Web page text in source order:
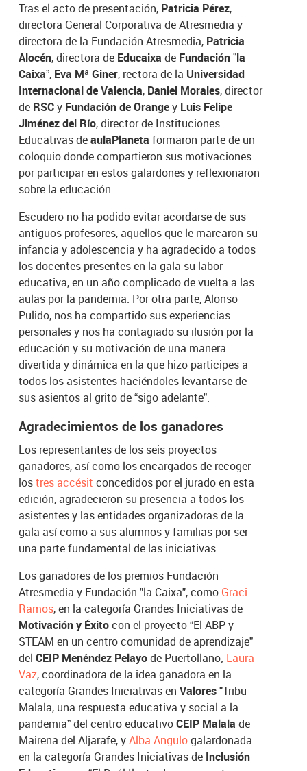
Tras el acto de presentación, Patricia Pérez,
directora General Corporativa de Atresmedia y
directora de la Fundación Atresmedia, Patricia
Alocén, directora de Educaixa de Fundación ”la
Caixa”, Eva Mª Giner, rectora de la Universidad
Internacional de Valencia, Daniel Morales, director
de RSCy Fundación de Orangey Luis Felipe
Jiménez del Río, director de Instituciones
Educativas deaulaPlaneta formaron parte de un
coloquio donde compartieron sus motivaciones
por participar en estos galardones y reflexionaron
sobre la educación.
Escudero no ha podido evitar acordarse de sus
antiguos profesores, aquellos que le marcaron su
infancia y adolescencia y ha agradecido a todos
los docentes presentes en la gala su labor
educativa, en un año complicado de vuelta a las
aulas por la pandemia. Por otra parte, Alonso
Pulido, nos ha compartido sus experiencias
personales y nos ha contagiado su ilusión por la
educación y su motivación de una manera
divertida y dinámica en la que hizo participes a
todos los asistentes haciéndoles levantarse de
sus asientos al grito de “sigo adelante”.
Agradecimientos de los ganadores
Los representantes de los seis proyectos
ganadores, así como los encargados de recoger
lostres accésit concedidos por el jurado en esta
edición, agradecieron su presencia a todos los
asistentes y las entidades organizadoras de la
gala así como a sus alumnos y familias por ser
una parte fundamental de las iniciativas.
Los ganadores de los premios Fundación
Atresmedia y Fundación "la Caixa", como Graci
Ramos, en la categoría Grandes Iniciativas de
Motivación y Éxitocon el proyecto “El ABP y
STEAM en un centro comunidad de aprendizaje”
delCEIP Menéndez Pelayode Puertollano; Laura
Vaz, coordinadora de la idea ganadora en la
categoría Grandes Iniciativas enValores"Tribu
Malala, una respuesta educativa y social a la
pandemia” del centro educativoCEIP Malala de
Mairena del Aljarafe, yAlba Angulogalardonada
en la categoría Grandes Iniciativas de Inclusión